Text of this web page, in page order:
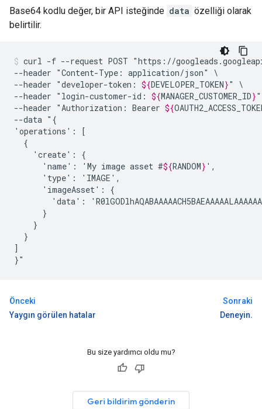
Base64 kodlu değer, bir API isteğinde data özelliği olarak
belirtilir.
curl -f --request POST "https://
--header "Content-Type: application/json"
\
--header "developer-token: ${DEVELOPER_TOKEN}"
\
--header "login-customer-id: ${MANAGER_CUSTOMER_ID}"
--header "Authorization: Bearer ${
--data "{
'operations':
'create':
'name':
'My image asset #${RANDOM}
'type':
'imageAsset':
'data':
}
]
}"
Önceki
Yaygın görülen hatalar
Sonraki
Deneyin.
Bu size yardımcı oldu mu?
Geri bildirim gönderin